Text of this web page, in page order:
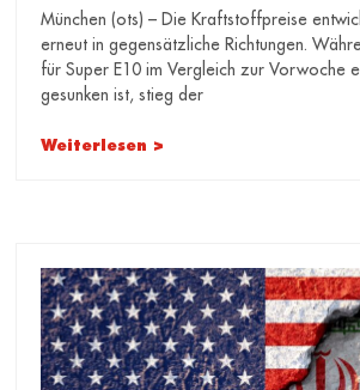
München (ots) – Die Kraftstoffpreise
erneut in gegensätzliche Richtungen.
für Super E10 im Vergleich zur Vorwoche
gesunken ist, stieg der
Weiterlesen >